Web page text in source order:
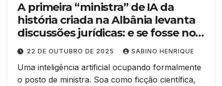
A primeira “ministra” de IA da
história criada na Albânia levanta
discussões jurídicas: e se fosse no
Brasil? Por Alexander Coelho*
22 DE OUTUBRO DE 2025 SABINO HENRIQUE
Uma inteligência artificial ocupando formalmente
o posto de ministra. Soa como ficção científica,